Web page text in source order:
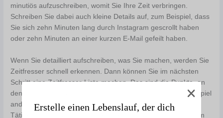
minutiös aufzuschreiben, womit Sie Ihre Zeit verbringen.
Schreiben Sie dabei auch kleine Details auf, zum Beispiel, dass
Sie sich zehn Minuten lang durch Instagram gescrollt haben
oder zehn Minuten an einer kurzen E-Mail gefeilt haben.
Wenn Sie detailliert aufschreiben, was Sie machen, werden Sie
Zeitfresser schnell erkennen. Dann können Sie im nächsten
Schritt eine Zeitfresser-Liste machen. Das sind die Punkte, an
denen Sie etwas verändern möchten. Sie möchten zum Beispiel
anders an bestimmte Aufgaben herangehen, bestimmte
Tätigkeiten reduzieren oder Ablenkungen widerstehen. Indem
Erstelle einen Lebenslauf, der dich